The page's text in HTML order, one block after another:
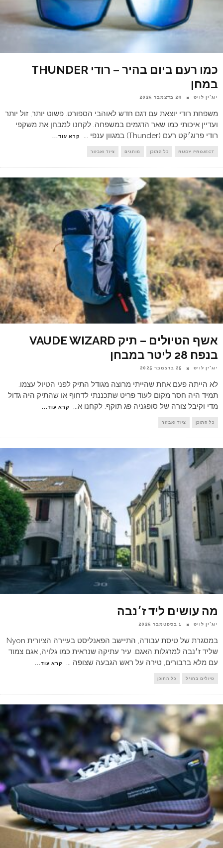
כמו רעם ביום בהיר – רודי THUNDER
במחן
יוג'ין לויט 29 בדצמבר 2025
משפחת רודי יוצאת עם דגם חדש לאוהבי הספורט. פשוט יותר, זול יותר
ועדיין איכותי כמו שאר הדגמים במשפחה. לקחנו למבחן את משקפי
רודי פרוג׳קט רעם (Thunder) במגוון ענפי
... קרא עוד...
RUDY PROJECT כל התוכן מותגים ציוד ואבזור
אשף הטיולים – תיק VAUDE WIZARD
בנפח 28 ליטר במבחן
יוג'ין לויט 25 בדצמבר 2025
לא הייתה פעם אחת שהייתי מרוצה מגודל התיק לפני הטיול עצמו.
תמיד היה חסר מקום לעוד פריט שתכננתי לדחוף או שהתיק היה גדול
מדי וקיבל צורה של סופגניה פג תוקף. לקחנו א... קרא עוד...
כל התוכן ציוד ואבזור
מה עושים ליד ז׳נבה
יוג'ין לויט 1 בספטמבר 2025
במסגרת של טיסת עבודה, התיישב הפאנליסט בעיירה הציורית Nyon
שליד ז׳נבה למרגלות האגם. עיר עתיקה שנראית כמו גלויה, אגם צמוד
עם מלא ברבורים, טירה על ראש הגבעה שצופה ... קרא עוד...
טיולים בחו"ל כל התוכן